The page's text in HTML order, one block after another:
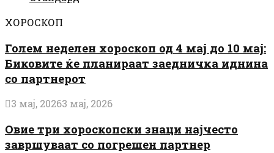
ХОРОСКОП
Голем неделен хороскоп од 4 мај до 10 мај:
Биковите ќе планираат заедничка иднина
со партнерот
3 мај, 20263 мај, 2026
Овие три хороскопски знаци најчесто
завршуваат со погрешен партнер